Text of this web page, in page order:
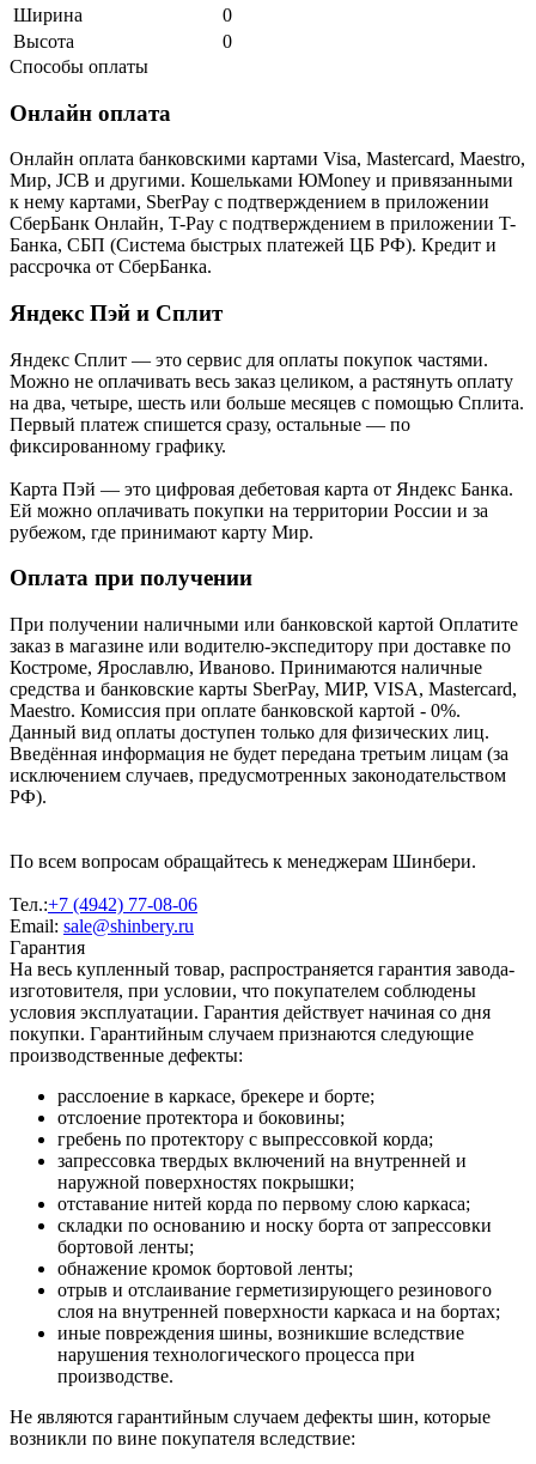
Ширина
0
Высота
0
Способы оплаты
Онлайн оплата
Онлайн оплата банковскими картами Visa, Mastercard, Maestro,
Мир, JCB и другими. Кошельками ЮMoney и привязанными
к нему картами, SberPay с подтверждением в приложении
СберБанк Онлайн, T-Pay с подтверждением в приложении T-
Банка, СБП (Система быстрых платежей ЦБ РФ). Кредит и
рассрочка от СберБанка.
Яндекс Пэй и Сплит
Яндекс Cплит — это сервис для оплаты покупок частями.
Можно не оплачивать весь заказ целиком, а растянуть оплату
на два, четыре, шесть или больше месяцев с помощью Сплита.
Первый платеж спишется сразу, остальные — по
фиксированному графику.
Карта Пэй — это цифровая дебетовая карта от Яндекс Банка.
Ей можно оплачивать покупки на территории России и за
рубежом, где принимают карту Мир.
Оплата при получении
При получении наличными или банковской картой Оплатите
заказ в магазине или водителю-экспедитору при доставке по
Костроме, Ярославлю, Иваново. Принимаются наличные
средства и банковские карты SberPay, МИР, VISA, Mastercard,
Maestro. Комиссия при оплате банковской картой - 0%.
Данный вид оплаты доступен только для физических лиц.
Введённая информация не будет передана третьим лицам (за
исключением случаев, предусмотренных законодательством
РФ).
По всем вопросам обращайтесь к менеджерам Шинбери.
Тел.:+7 (4942) 77-08-06
Email: sale@shinbery.ru
Гарантия
На весь купленный товар, распространяется гарантия завода-
изготовителя, при условии, что покупателем соблюдены
условия эксплуатации. Гарантия действует начиная со дня
покупки. Гарантийным случаем признаются следующие
производственные дефекты:
расслоение в каркасе, брекере и борте;
отслоение протектора и боковины;
гребень по протектору с выпрессовкой корда;
запрессовка твердых включений на внутренней и
наружной поверхностях покрышки;
отставание нитей корда по первому слою каркаса;
складки по основанию и носку борта от запрессовки
бортовой ленты;
обнажение кромок бортовой ленты;
отрыв и отслаивание герметизирующего резинового
слоя на внутренней поверхности каркаса и на бортах;
иные повреждения шины, возникшие вследствие
нарушения технологического процесса при
производстве.
Не являются гарантийным случаем дефекты шин, которые
возникли по вине покупателя вследствие: